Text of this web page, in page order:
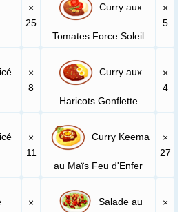
×
25
Curry aux
Tomates Force Soleil
×
5
×
8
Curry aux
Haricots Gonflette
×
4
×
11
Curry Keema
au Maïs Feu d'Enfer
×
27
×
Salade au
×